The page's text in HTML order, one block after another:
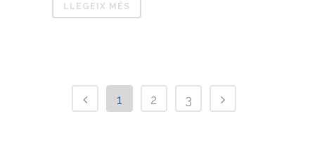
LLEGEIX MÉS
1 2 3